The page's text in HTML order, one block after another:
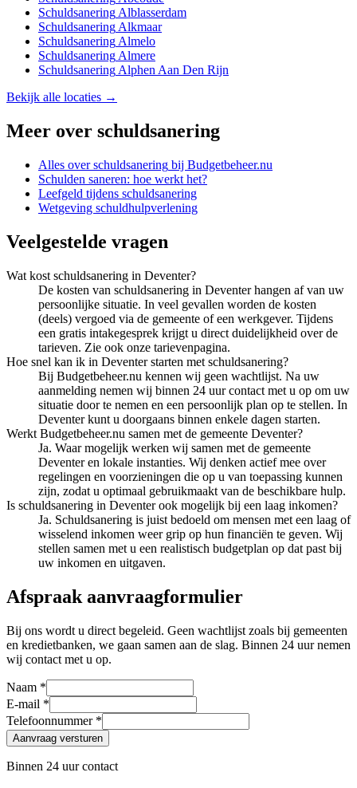
SchuldsaneringAlblasserdam
SchuldsaneringAlkmaar
SchuldsaneringAlmelo
SchuldsaneringAlmere
SchuldsaneringAlphen Aan Den Rijn
Bekijk alle locaties →
Meer over schuldsanering
Alles overschuldsanering bij Budgetbeheer.nu
Schulden saneren: hoe werkt het?
Leefgeld tijdens schuldsanering
Wetgeving schuldhulpverlening
Veelgestelde vragen
Wat kost schuldsanering in Deventer?
De kosten van schuldsanering in Deventer hangen af van uw
persoonlijke situatie. In veel gevallen worden de kosten
(deels) vergoed via de gemeente of een werkgever. Tijdens
een gratis intakegesprek krijgt u direct duidelijkheid over de
tarieven. Zie ook onze tarievenpagina.
Hoe snel kan ik in Deventer starten met schuldsanering?
Bij Budgetbeheer.nu kennen wij geen wachtlijst. Na uw
aanmelding nemen wij binnen 24 uur contact met u op om uw
situatie door te nemen en een persoonlijk plan op te stellen. In
Deventer kunt u doorgaans binnen enkele dagen starten.
Werkt Budgetbeheer.nu samen met de gemeente Deventer?
Ja. Waar mogelijk werken wij samen met de gemeente
Deventer en lokale instanties. Wij denken actief mee over
regelingen en voorzieningen die op u van toepassing kunnen
zijn, zodat u optimaal gebruikmaakt van de beschikbare hulp.
Is schuldsanering in Deventer ook mogelijk bij een laag inkomen?
Ja. Schuldsanering is juist bedoeld om mensen met een laag of
wisselend inkomen weer grip op hun financiën te geven. Wij
stellen samen met u een realistisch budgetplan op dat past bij
uw inkomen en uitgaven.
Afspraak aanvraagformulier
Bij ons wordt u direct begeleid. Geen wachtlijst zoals bij gemeenten
en kredietbanken, we gaan samen aan de slag. Binnen 24 uur nemen
wij contact met u op.
Naam *
E-mail *
Telefoonnummer *
Aanvraag versturen
Binnen 24 uur contact